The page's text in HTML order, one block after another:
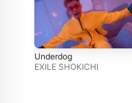
Underdog
EXILE SHOKICHI